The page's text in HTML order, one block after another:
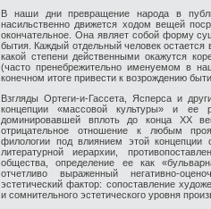
В наши дни превращение народа в
насильственно движется ходом вещей
окончательное. Она являет собой форму
бытия. Каждый отдельный человек
какой степени действенными окажутся
(часто пренебрежительно именуемом в
конечном итоге привести к возрождению
Взгляды Ортеги-и-Гассета, Ясперса и
концепции «массовой культуры» и ее
доминировавшей вплоть до конца ХХ
отрицательное отношение к любым
филологии под влиянием этой концепции
литературной иерархии,
общества, определение ее как
отчетливо выраженный негативно-
эстетический фактор: сопоставление
и сомнительного эстетического уровня